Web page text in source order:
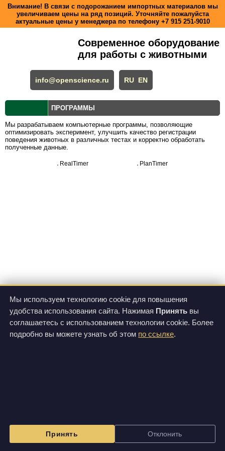
Мы используем технологию cookie для повышения
удобства использования сайта. Нажимая Принять вы
соглашаетесь с использованием технологии cookie. Более
подробно вы можете узнать об этом по ссылке.
Принять Отклонить
Внимание! В связи с подорожанием импортных материалов мы
увеличиваем цены на ряд позиций. Уточняйте пожалуйста
актуальные цены у менеджера по телефону +7 915 251-9010
Современное оборудование
для работы с животными
info@openscience.ru RU EN
ПРОГРАММЫ
Мы разрабатываем компьютерные программы, позволяющие
оптимизировать эксперимент, улучшить качество регистрации
поведения животных в различных тестах и корректно обработать
полученные данные.
RealTimer PlanTimer
Все фотографии и видеозаписи, размещенные на этом сайте, доступны по лицензии
Creative Commons Attribution-NonCommercial-ShareAlike 3.0 Unported License.
Изображения на данном сайте могут отличаться от вида фактически поставляемой
продукции.